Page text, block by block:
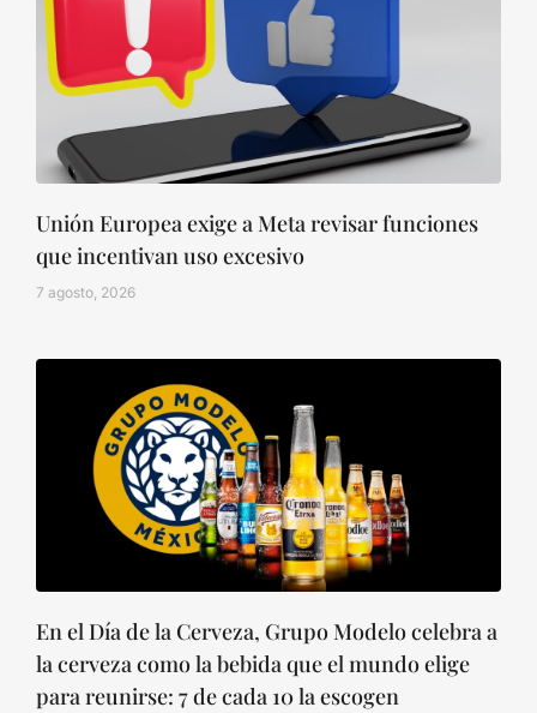
Unión Europea exige a Meta revisar funciones
que incentivan uso excesivo
7 agosto, 2026
En el Día de la Cerveza, Grupo Modelo celebra a
la cerveza como la bebida que el mundo elige
para reunirse: 7 de cada 10 la escogen